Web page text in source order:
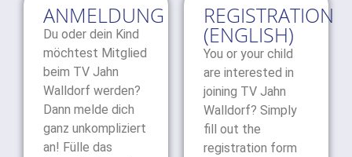
ANMELDUNG
Du oder dein Kind
möchtest Mitglied
beim TV Jahn
Walldorf werden?
Dann melde dich
ganz unkompliziert
an! Fülle das
REGISTRATION
(ENGLISH)
You or your child
are interested in
joining TV Jahn
Walldorf? Simply
fill out the
registration form